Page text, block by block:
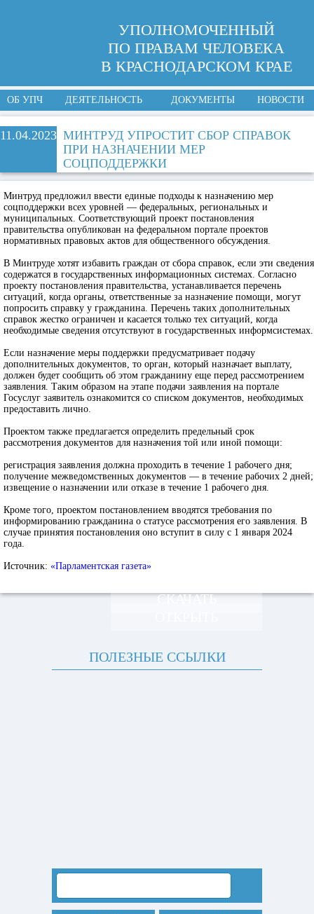
УПОЛНОМОЧЕННЫЙ
ПО ПРАВАМ ЧЕЛОВЕКА
В КРАСНОДАРСКОМ КРАЕ
ОБ УПЧ ДЕЯТЕЛЬНОСТЬ ДОКУМЕНТЫ НОВОСТИ
11.04.2023 МИНТРУД УПРОСТИТ СБОР СПРАВОК
ПРИ НАЗНАЧЕНИИ МЕР
СОЦПОДДЕРЖКИ
Минтруд предложил ввести единые подходы к назначению мер
соцподдержки всех уровней — федеральных, региональных и
муниципальных. Соответствующий проект постановления
правительства опубликован на федеральном портале проектов
нормативных правовых актов для общественного обсуждения.
В Минтруде хотят избавить граждан от сбора справок, если эти сведения
содержатся в государственных информационных системах. Согласно
проекту постановления правительства, устанавливается перечень
ситуаций, когда органы, ответственные за назначение помощи, могут
попросить справку у гражданина. Перечень таких дополнительных
справок жестко ограничен и касается только тех ситуаций, когда
необходимые сведения отсутствуют в государственных информсистемах.
Если назначение меры поддержки предусматривает подачу
дополнительных документов, то орган, который назначает выплату,
должен будет сообщить об этом гражданину еще перед рассмотрением
заявления. Таким образом на этапе подачи заявления на портале
Госуслуг заявитель ознакомится со списком документов, необходимых
предоставить лично.
Проектом также предлагается определить предельный срок
рассмотрения документов для назначения той или иной помощи:
регистрация заявления должна проходить в течение 1 рабочего дня;
получение межведомственных документов — в течение рабочих 2 дней;
извещение о назначении или отказе в течение 1 рабочего дня.
Кроме того, проектом постановлением вводятся требования по
информированию гражданина о статусе рассмотрения его заявления. В
случае принятия постановления оно вступит в силу с 1 января 2024
года.
Источник: «Парламентская газета»
СКАЧАТЬ
ПОЛЕЗНЫЕ ССЫЛКИ